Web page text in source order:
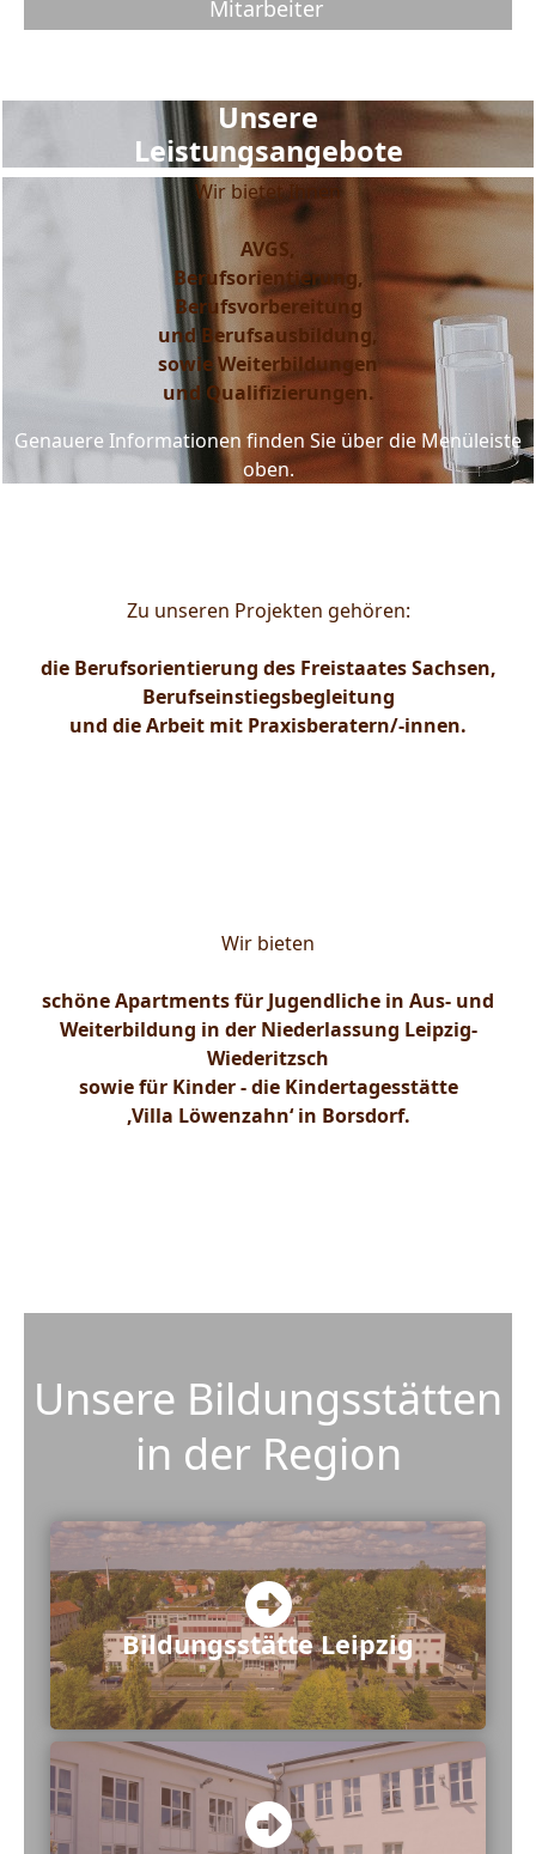
Mitarbeiter
Unsere
Leistungsangebote
Wir bietet Ihnen
AVGS,
Berufsorientierung,
Berufsvorbereitung
und Berufsausbildung,
sowie Weiterbildungen
und Qualifizierungen.
Genauere Informationen finden Sie über die Menüleiste
oben.
Zu unseren Projekten gehören:
die Berufsorientierung des Freistaates Sachsen,
Berufseinstiegsbegleitung
und die Arbeit mit Praxisberatern/-innen.
Wir bieten
schöne Apartments für Jugendliche in Aus- und
Weiterbildung in der Niederlassung Leipzig-
Wiederitzsch
sowie für Kinder - die Kindertagesstätte
‚Villa Löwenzahn‘ in Borsdorf.
Unsere Bildungsstätten
in der Region
Bildungsstätte Leipzig